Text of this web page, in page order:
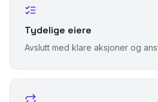
Tydelige eiere
Avslutt med klare aksjoner og